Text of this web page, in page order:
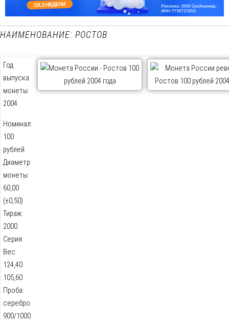
НАИМЕНОВАНИЕ: РОСТОВ
Год
выпуска
монеты:
2004
Номинал:
100
рублей
Диаметр
монеты:
60,00
(±0,50)
Тираж:
2000
Серия:
Вес:
124,40
105,60
Проба:
серебро
900/1000